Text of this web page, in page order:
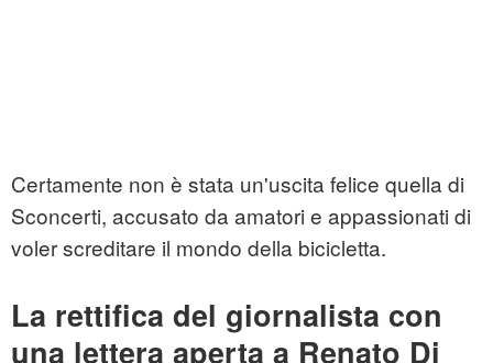
Certamente non è stata un'uscita felice quella di
Sconcerti, accusato da amatori e appassionati di
voler screditare il mondo della bicicletta.
La rettifica del giornalista con
una lettera aperta a Renato Di